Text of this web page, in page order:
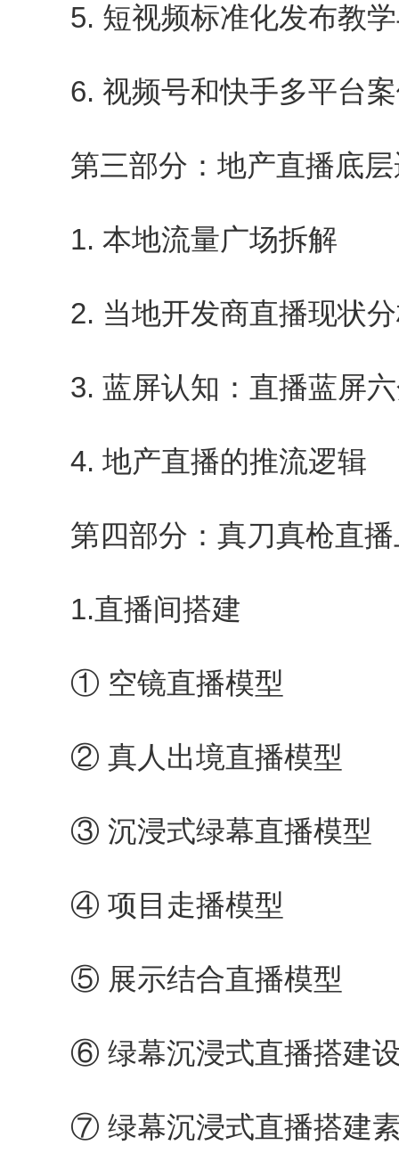
5. 短视频标准化发布教学
6. 视频号和快手多平台案
第三部分：地产直播底层
1. 本地流量广场拆解
2. 当地开发商直播现状分
3. 蓝屏认知：直播蓝屏六
4. 地产直播的推流逻辑
第四部分：真刀真枪直播
1.直播间搭建
① 空镜直播模型
② 真人出境直播模型
③ 沉浸式绿幕直播模型
④ 项目走播模型
⑤ 展示结合直播模型
⑥ 绿幕沉浸式直播搭建设
⑦ 绿幕沉浸式直播搭建素